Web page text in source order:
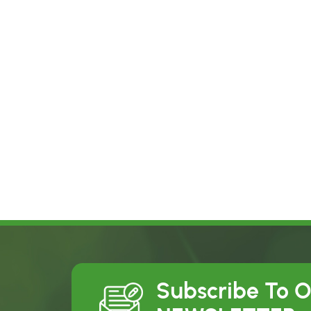
Subscribe To